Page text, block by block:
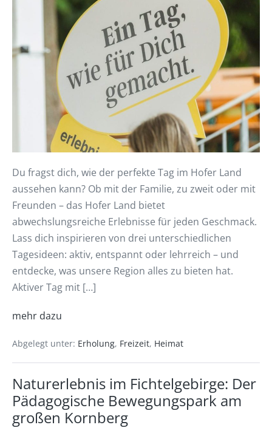
Du fragst dich, wie der perfekte Tag im Hofer Land
aussehen kann? Ob mit der Familie, zu zweit oder mit
Freunden – das Hofer Land bietet
abwechslungsreiche Erlebnisse für jeden Geschmack.
Lass dich inspirieren von drei unterschiedlichen
Tagesideen: aktiv, entspannt oder lehrreich – und
entdecke, was unsere Region alles zu bieten hat.
Aktiver Tag mit […]
mehr dazu
Abgelegt unter: Erholung, Freizeit, Heimat
Naturerlebnis im Fichtelgebirge: Der
Pädagogische Bewegungspark am
großen Kornberg